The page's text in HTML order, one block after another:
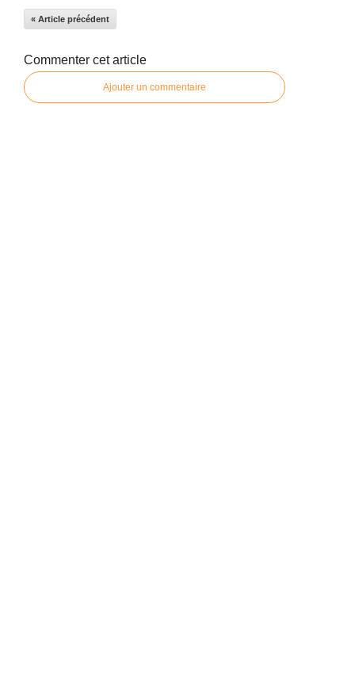
« Article précédent
Commenter cet article
Ajouter un commentaire